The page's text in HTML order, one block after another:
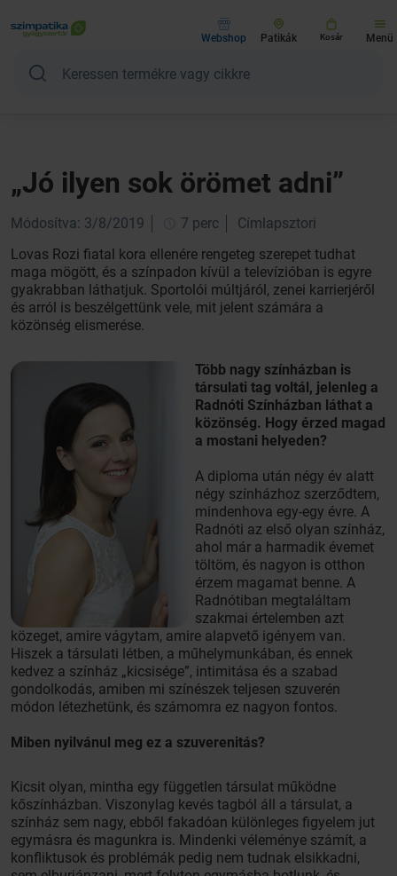
Webshop Patikák Kosár Menü
„Jó ilyen sok örömet adni”
Módosítva: 3/8/2019 7 perc
Címlapsztori
Lovas Rozi fiatal kora ellenére rengeteg szerepet tudhat
maga mögött, és a színpadon kívül a televízióban is egyre
gyakrabban láthatjuk. Sportolói múltjáról, zenei karrierjéről
és arról is beszélgettünk vele, mit jelent számára a
közönség elismerése.
Több nagy színházban is
társulati tag voltál, jelenleg a
Radnóti Színházban láthat a
közönség. Hogy érzed magad
a mostani helyeden?
A diploma után négy év alatt
négy színházhoz szerződtem,
mindenhova egy-egy évre. A
Radnóti az első olyan színház,
ahol már a harmadik évemet
töltöm, és nagyon is otthon
érzem magamat benne. A
Radnótiban megtaláltam
szakmai értelemben azt
közeget, amire vágytam, amire alapvető igényem van.
Hiszek a társulati létben, a műhelymunkában, és ennek
kedvez a színház „kicsisége”, intimitása és a szabad
gondolkodás, amiben mi színészek teljesen szuverén
módon létezhetünk, és számomra ez nagyon fontos.
Miben nyilvánul meg ez a szuverenitás?
Kicsit olyan, mintha egy független társulat működne
kőszínházban. Viszonylag kevés tagból áll a társulat, a
színház sem nagy, ebből fakadóan különleges figyelem jut
egymásra és magunkra is. Mindenki véleménye számít, a
konfliktusok és problémák pedig nem tudnak elsikkadni,